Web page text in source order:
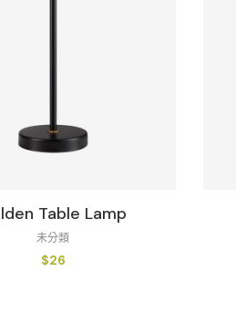
Table Lamp
未分類
$26